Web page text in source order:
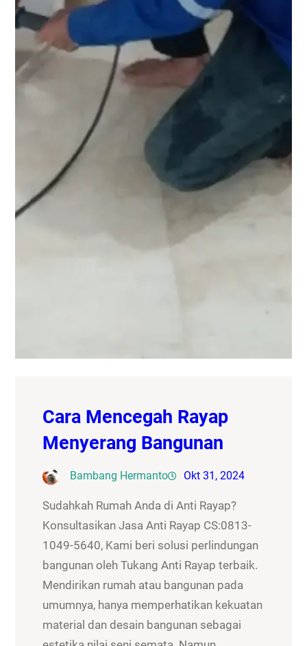
Cara Mencegah Rayap
Menyerang Bangunan
Bambang Hermanto Okt 31, 2024
Sudahkah Rumah Anda di Anti Rayap?
Konsultasikan Jasa Anti Rayap CS:0813-
1049-5640, Kami beri solusi perlindungan
bangunan oleh Tukang Anti Rayap terbaik.
Mendirikan rumah atau bangunan pada
umumnya, hanya memperhatikan kekuatan
material dan desain bangunan sebagai